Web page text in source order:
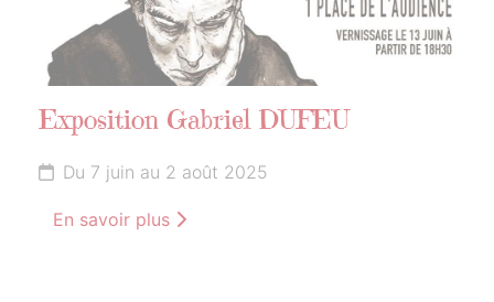
Exposition Gabriel DUFEU
Du 7 juin au 2 août 2025
En savoir plus